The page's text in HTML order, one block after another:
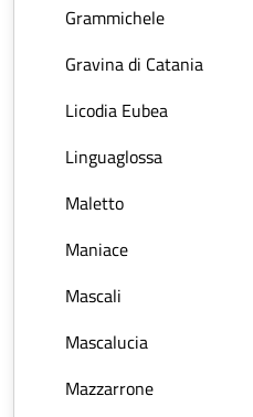
Grammichele
Gravina di Catania
Licodia Eubea
Linguaglossa
Maletto
Maniace
Mascali
Mascalucia
Mazzarrone